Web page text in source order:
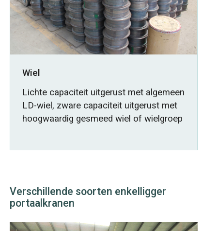
Wiel
Lichte capaciteit uitgerust met algemeen
LD-wiel, zware capaciteit uitgerust met
hoogwaardig gesmeed wiel of wielgroep
Verschillende soorten enkelligger
portaalkranen